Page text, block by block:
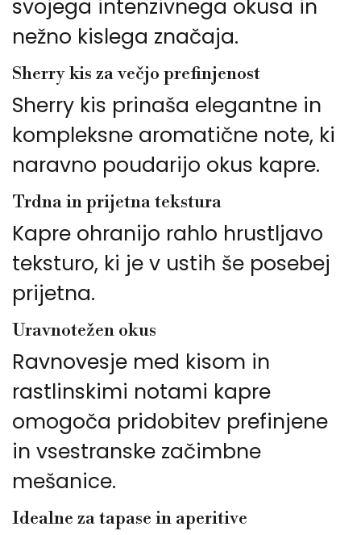
svojega intenzivnega okusa in
nežno kislega značaja.
Sherry kis za večjo prefinjenost
Sherry kis prinaša elegantne in
kompleksne aromatične note, ki
naravno poudarijo okus kapre.
Trdna in prijetna tekstura
Kapre ohranijo rahlo hrustljavo
teksturo, ki je v ustih še posebej
prijetna.
Uravnotežen okus
Ravnovesje med kisom in
rastlinskimi notami kapre
omogoča pridobitev prefinjene
in vsestranske začimbne
mešanice.
Idealne za tapase in aperitive